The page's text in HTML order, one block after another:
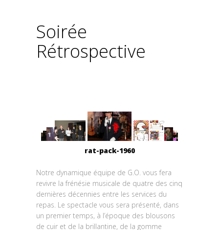
Soirée
Rétrospective
rat-pack-1960
Notre dynamique équipe de G.O. vous fera
revivre la frénésie musicale de quatre des cinq
dernières décennies entre les services du
repas. Le spectacle vous sera présenté, dans
un premier temps, à l’époque des blousons
de cuir et de la brillantine, de la gomme